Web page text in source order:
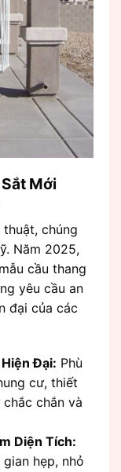
Mới
chúng
Năm 2025,
cầu thang
yêu cầu an
đại của các
Đại: Phù
cư, thiết
chắn và
Diện Tích:
hẹp, nhỏ